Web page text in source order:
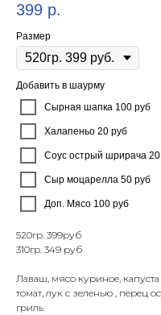
399 р.
Размер
Добавить в шаурму
Сырная шапка 100 руб
Халапеньо 20 руб
Соус острый шрирача
Сыр моцарелла 50 руб
Доп. Мясо 100 руб
520гр. 399руб
310гр. 349 руб
Лаваш, мясо куриное,
томат, лук с зеленью , перец
гриль